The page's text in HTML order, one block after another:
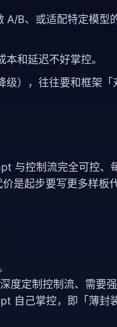
A/B、或适配特定模型
本和延迟不好掌控。
级），往往要和框架「
与控制流完全可控、
是起步要写更多样板代
度定制控制流、需要
自己掌控，即「薄封装